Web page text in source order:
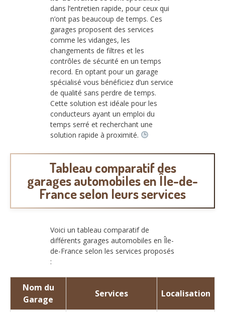
dans l’entretien rapide, pour ceux qui
n’ont pas beaucoup de temps. Ces
garages proposent des services
comme les vidanges, les
changements de filtres et les
contrôles de sécurité en un temps
record. En optant pour un garage
spécialisé vous bénéficiez d’un service
de qualité sans perdre de temps.
Cette solution est idéale pour les
conducteurs ayant un emploi du
temps serré et recherchant une
solution rapide à proximité.
Tableau comparatif des
garages automobiles en Île-de-
Franceselon leurs services
Voici un tableau comparatif de
différents garages automobiles en Île-
de-France selon les services proposés
:
Nom du
Garage
Services Localisation